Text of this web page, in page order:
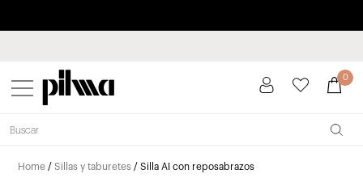
pilma 0
Home /Sillas y taburetes / Silla AI con reposabrazos